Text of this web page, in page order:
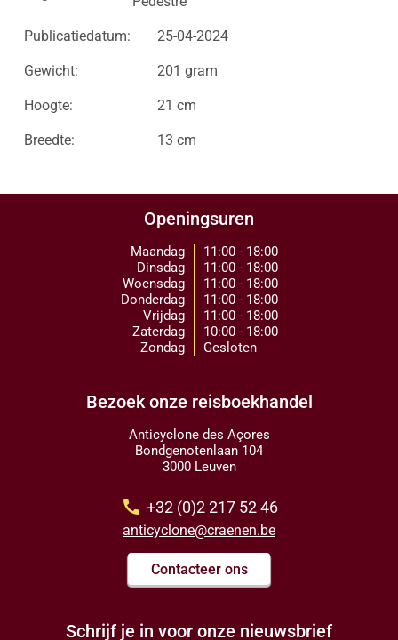
Publicatiedatum: 25-04-2024
Gewicht: 201 gram
Hoogte: 21 cm
Breedte: 13 cm
Openingsuren
Maandag
Dinsdag
Woensdag
Donderdag
Vrijdag
Zaterdag
Zondag
11:00 - 18:00
11:00 - 18:00
11:00 - 18:00
11:00 - 18:00
11:00 - 18:00
10:00 - 18:00
Gesloten
Bezoek onze reisboekhandel
Anticyclone des Açores
Bondgenotenlaan 104
3000 Leuven
call +32 (0)2 217 52 46
anticyclone@craenen.be
Contacteer ons
Schrijf je in voor onze nieuwsbrief